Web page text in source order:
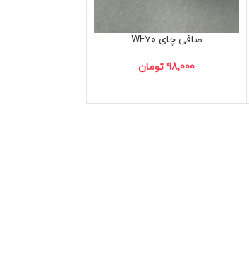
صافی چای WF۷۰
98,000 تومان